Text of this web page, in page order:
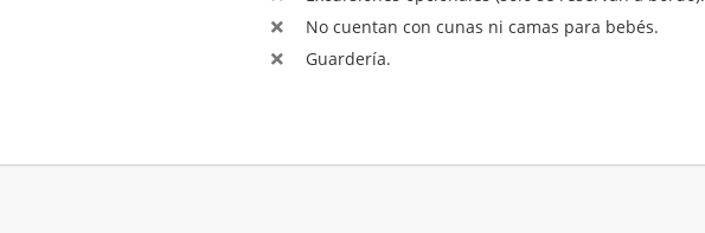
No cuentan con cunas ni camas para bebés.
Guardería.